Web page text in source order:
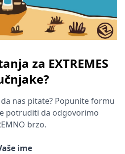
za EXTREMES
nas pitate? Popunite formu
potruditi da odgovorimo
brzo.
ime